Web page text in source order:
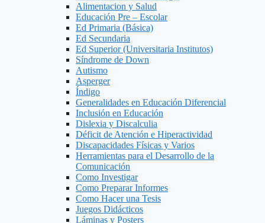
Alimentacion y Salud
Educación Pre – Escolar
Ed Primaria (Básica)
Ed Secundaria
Ed Superior (Universitaria Institutos)
Síndrome de Down
Autismo
Asperger
Índigo
Generalidades en Educación Diferencial
Inclusión en Educación
Dislexia y Discalculia
Déficit de Atención e Hiperactividad
Discapacidades Físicas y Varios
Herramientas para el Desarrollo de la
Comunicación
Como Investigar
Como Preparar Informes
Como Hacer una Tesis
Juegos Didácticos
Láminas y Posters